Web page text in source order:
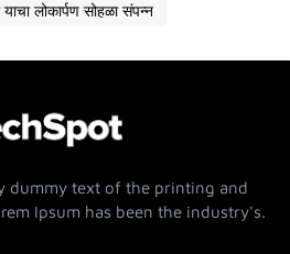
लोकार्पण सोहळा संपन्न
dummy text of the printing and
Ipsum has been the industry's.